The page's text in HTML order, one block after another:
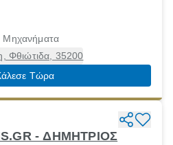
Μηχανήματα
Φθιώτιδα, 35200
Τώρα
- ΔΗΜΗΤΡΙΟΣ